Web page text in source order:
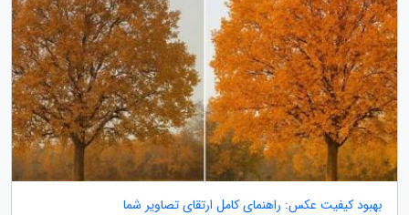
بهبود کیفیت عکس: راهنمای کامل ارتقای تصاویر شما